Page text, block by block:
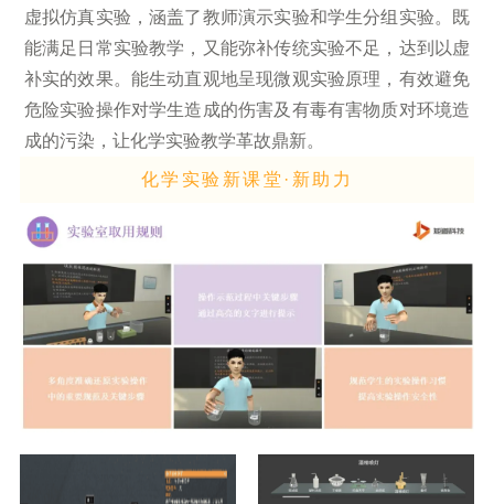
虚拟仿真实验，涵盖了教师演示实验和学生分组实验。既
能满足日常实验教学，又能弥补传统实验不足，达到以虚
补实的效果。能生动直观地呈现微观实验原理，有效避免
危险实验操作对学生造成的伤害及有毒有害物质对环境造
成的污染，让化学实验教学革故鼎新。
化学实验新课堂·新助力